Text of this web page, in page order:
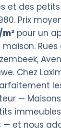
et des
Prix
pour un
maison.
Chez
—
— et nous